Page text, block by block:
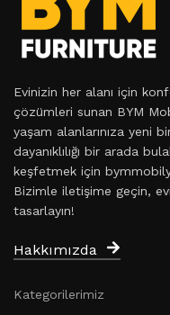
Evinizin her alanı için
çözümleri sunan BYM
yaşam alanlarınıza yeni
dayanıklılığı bir arada
keşfetmek için
Bizimle iletişime geçin,
tasarlayın!
Hakkımızda
Kategorilerimiz